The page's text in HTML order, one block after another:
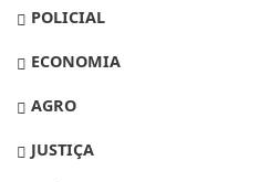
POLICIAL
ECONOMIA
AGRO
JUSTIÇA